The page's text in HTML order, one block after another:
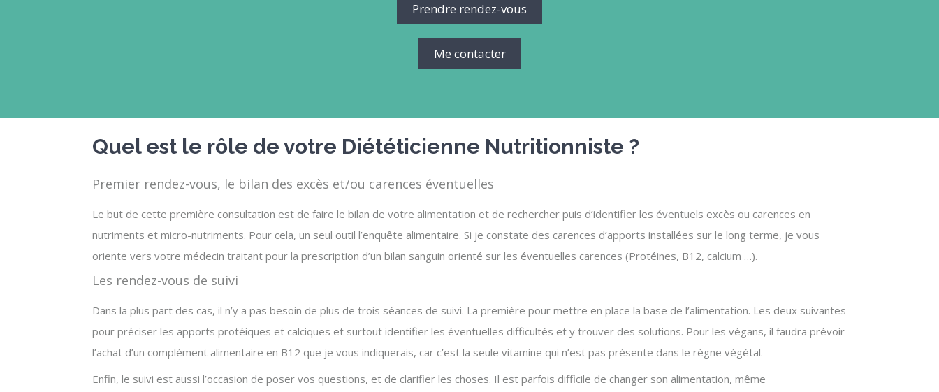
Prendre rendez-vous
Me contacter
Quel est le rôle de votre Diététicienne Nutritionniste ?
Premier rendez-vous, le bilan des excès et/ou carences éventuelles
Le but de cette première consultation est de faire le bilan de votre alimentation et de rechercher puis d’identifier les éventuels excès ou carences en
nutriments et micro-nutriments. Pour cela, un seul outil l’enquête alimentaire. Si je constate des carences d’apports installées sur le long terme, je vous
oriente vers votre médecin traitant pour la prescription d’un bilan sanguin orienté sur les éventuelles carences (Protéines, B12, calcium …).
Les rendez-vous de suivi
Dans la plus part des cas, il n’y a pas besoin de plus de trois séances de suivi. La première pour mettre en place la base de l’alimentation. Les deux suivantes
pour préciser les apports protéiques et calciques et surtout identifier les éventuelles difficultés et y trouver des solutions. Pour les végans, il faudra prévoir
l’achat d’un complément alimentaire en B12 que je vous indiquerais, car c’est la seule vitamine qui n’est pas présente dans le règne végétal.
Enfin, le suivi est aussi l’occasion de poser vos questions, et de clarifier les choses. Il est parfois difficile de changer son alimentation, même